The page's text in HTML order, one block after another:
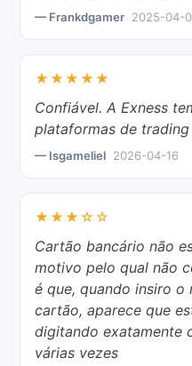
— Frankdgamer 2025-04-
★★★★★
Confiável. A Exness
plataformas de
— Isgameliel 2026-04-16
★★★☆☆
Cartão bancário não
motivo pelo qual não
é que, quando insiro
cartão, aparece que
digitando exatamente
várias vezes